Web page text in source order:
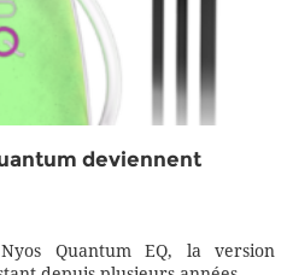
deviennent
Quantum EQ, la version